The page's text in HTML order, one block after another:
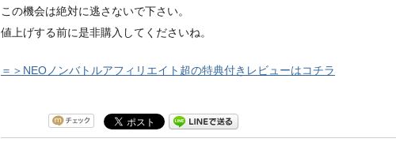
この機会は絶対に逃さないで下さい。
値上げする前に是非購入してくださいね。
＝＞NEOノンバトルアフィリエイト超の特典付きレビューはコチラ